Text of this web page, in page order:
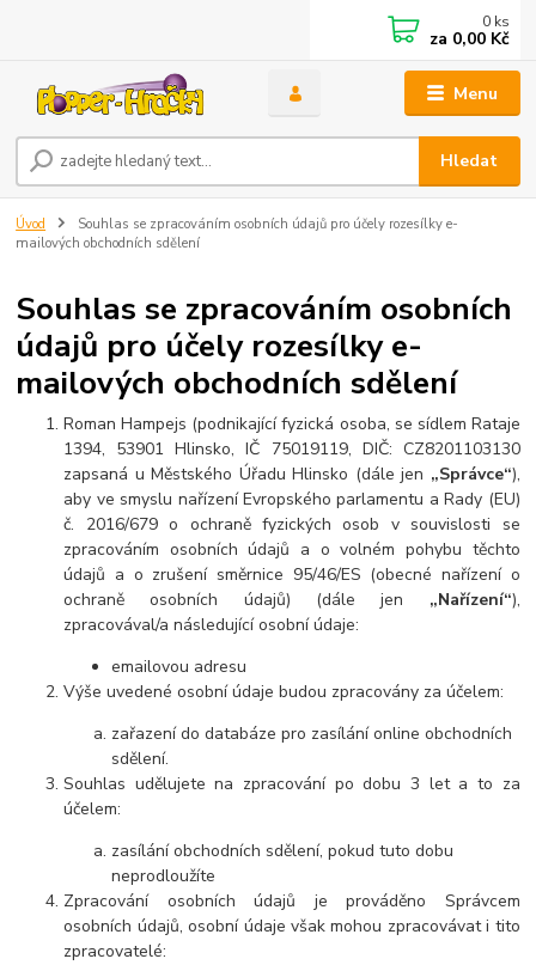
Menu
Hledat
0 ks
za 0,00 Kč
Úvod
Souhlas se zpracováním osobních údajů pro účely rozesílky e-
mailových obchodních sdělení
Souhlas se zpracováním osobních
údajů pro účely rozesílky e-
mailových obchodních sdělení
Roman Hampejs (podnikající fyzická osoba, se sídlem Rataje
1394, 53901 Hlinsko, IČ 75019119, DIČ: CZ8201103130
zapsaná u Městského Úřadu Hlinsko (dále jen „Správce“),
aby ve smyslu nařízení Evropského parlamentu a Rady (EU)
č. 2016/679 o ochraně fyzických osob v souvislosti se
zpracováním osobních údajů a o volném pohybu těchto
údajů a o zrušení směrnice 95/46/ES (obecné nařízení o
ochraně osobních údajů) (dále jen „Nařízení“),
zpracovával/a následující osobní údaje:
emailovou adresu
Výše uvedené osobní údaje budou zpracovány za účelem:
zařazení do databáze pro zasílání online obchodních
sdělení.
Souhlas udělujete na zpracování po dobu 3 let a to za
účelem:
zasílání obchodních sdělení, pokud tuto dobu
neprodloužíte
Zpracování osobních údajů je prováděno Správcem
osobních údajů, osobní údaje však mohou zpracovávat i tito
zpracovatelé: